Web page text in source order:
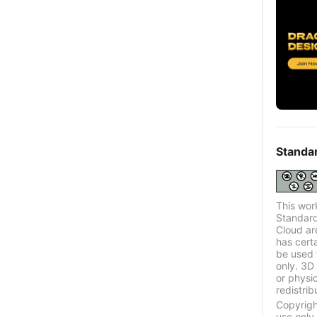
This
Cloud
has
be used
only.
or